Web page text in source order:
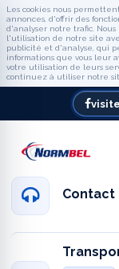
Les cookies nous
annonces, d'offrir des
d'analyser notre trafic.
l'utilisation de notre site
publicité et d'analyse, qui
informations que vous leur
votre utilisation de leurs
continuez à utiliser notre
Contact